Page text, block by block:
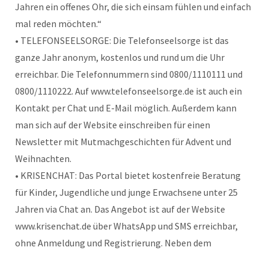
Jahren ein offenes Ohr, die sich einsam fühlen und einfach
mal reden möchten.“
• TELEFONSEELSORGE: Die Telefonseelsorge ist das
ganze Jahr anonym, kostenlos und rund um die Uhr
erreichbar. Die Telefonnummern sind 0800/1110111 und
0800/1110222. Auf www.telefonseelsorge.de ist auch ein
Kontakt per Chat und E-Mail möglich. Außerdem kann
man sich auf der Website einschreiben für einen
Newsletter mit Mutmachgeschichten für Advent und
Weihnachten.
• KRISENCHAT: Das Portal bietet kostenfreie Beratung
für Kinder, Jugendliche und junge Erwachsene unter 25
Jahren via Chat an. Das Angebot ist auf der Website
www.krisenchat.de über WhatsApp und SMS erreichbar,
ohne Anmeldung und Registrierung. Neben dem